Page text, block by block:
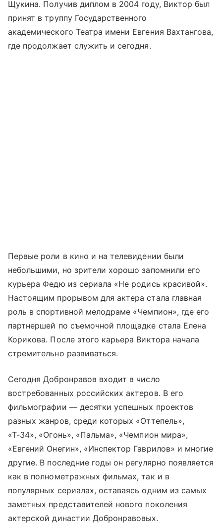
Щукина. Получив диплом в 2004 году, Виктор был
принят в труппу Государственного
академического Театра имени Евгения Вахтангова,
где продолжает служить и сегодня.
Первые роли в кино и на телевидении были
небольшими, но зрители хорошо запомнили его
курьера Федю из сериала «Не родись красивой».
Настоящим прорывом для актера стала главная
роль в спортивной мелодраме «Чемпион», где его
партнершей по съемочной площадке стала Елена
Корикова. После этого карьера Виктора начала
стремительно развиваться.
Сегодня Добронравов входит в число
востребованных российских актеров. В его
фильмографии — десятки успешных проектов
разных жанров, среди которых «Оттепель»,
«Т-34», «Огонь», «Пальма», «Чемпион мира»,
«Евгений Онегин», «Инспектор Гаврилов» и многие
другие. В последние годы он регулярно появляется
как в полнометражных фильмах, так и в
популярных сериалах, оставаясь одним из самых
заметных представителей нового поколения
актерской династии Добронравовых.